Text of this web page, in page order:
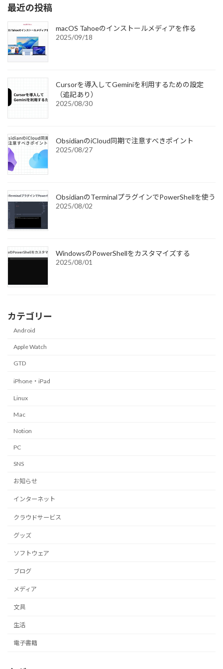
最近の投稿
macOS Tahoeのインストールメディアを作る
2025/09/18
Cursorを導入してGeminiを利用するための設定
（追記あり）
2025/08/30
ObsidianのiCloud同期で注意すべきポイント
2025/08/27
ObsidianのTerminalプラグインでPowerShellを使う
2025/08/02
WindowsのPowerShellをカスタマイズする
2025/08/01
カテゴリー
Android
Apple Watch
GTD
iPhone・iPad
Linux
Mac
Notion
PC
SNS
お知らせ
インターネット
クラウドサービス
グッズ
ソフトウェア
ブログ
メディア
文具
生活
電子書籍